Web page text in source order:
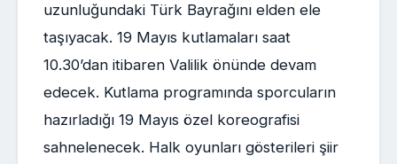
uzunluğundaki Türk Bayrağını elden ele
taşıyacak. 19 Mayıs kutlamaları saat
10.30’dan itibaren Valilik önünde devam
edecek. Kutlama programında sporcuların
hazırladığı 19 Mayıs özel koreografisi
sahnelenecek. Halk oyunları gösterileri şiir